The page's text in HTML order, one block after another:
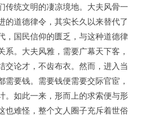
传统文明的凄凉境地。大夫风骨一
的道德律令，其实长久以来替代了
，国民信仰的匮乏，与这种道德律
系。大夫风雅，需要广幕天下客，
交论才，不齿布衣。然而，进入当
需要钱。需要钱便需要交际官宦，
。如此一来，形而上的求索便与形
也难怪，整个文人圈子充斥着世俗